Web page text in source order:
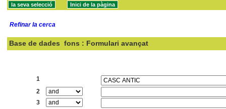
Refinar la cerca
Base de dades fons : Formulari avançat
1
2
3